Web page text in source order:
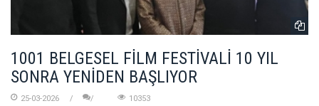
1001 BELGESEL FİLM FESTİVALİ 10 YIL
SONRA YENİDEN BAŞLIYOR
25-03-2026 10353